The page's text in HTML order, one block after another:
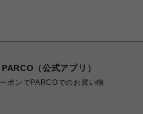
（公式アプリ）
ポンでPARCOでのお買い物